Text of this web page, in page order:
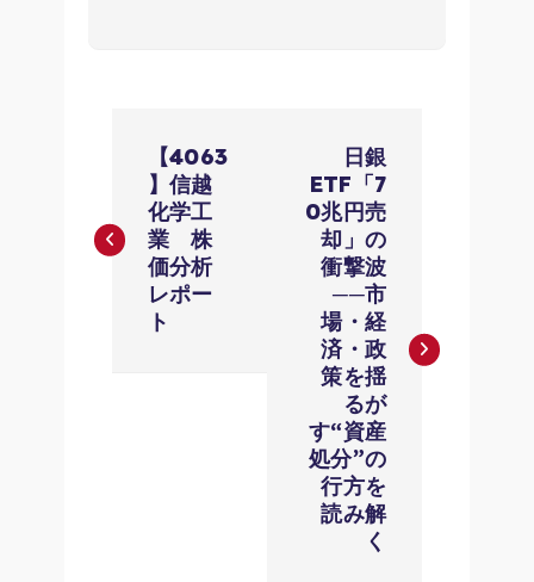
ナ
【4063
】信越
化学工
業 株
価分析
レポー
ト
日銀
ETF「7
0兆円売
却」の
衝撃波
──市
場・経
済・政
策を揺
るが
す“資産
処分”の
行方を
読み解
く